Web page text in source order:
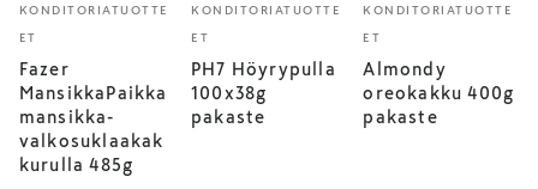
KONDITORIATUOTTE
ET
Fazer
MansikkaPaikka
mansikka-
valkosuklaakak
kurulla 485g
KONDITORIATUOTTE
ET
PH7 Höyrypulla
100x38g
pakaste
KONDITORIATUOTTE
ET
Almondy
oreokakku 400g
pakaste